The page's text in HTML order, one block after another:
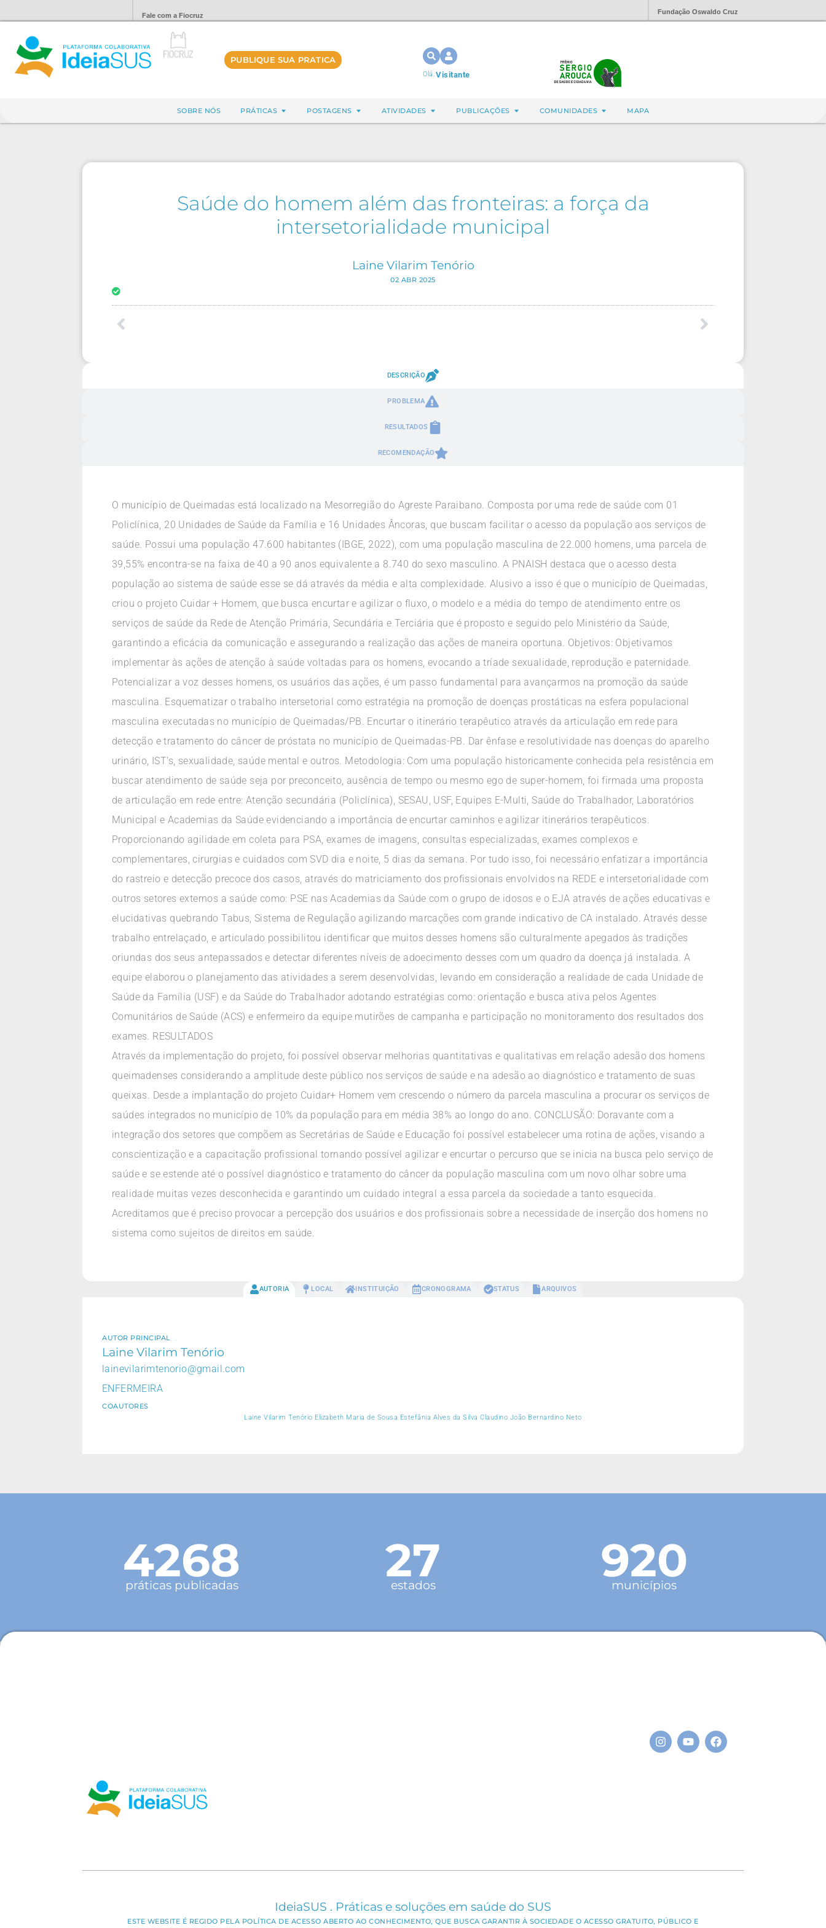
Fale com a Fiocruz Fundação Oswaldo Cruz
PUBLIQUE SUA PRATICA
Olá,Visitante
SOBRE NÓS PRÁTICAS POSTAGENS ATIVIDADES PUBLICAÇÕES COMUNIDADES MAPA
Saúde do homem além das fronteiras: a força da
intersetorialidade municipal
Laine Vilarim Tenório
02 ABR 2025
DESCRIÇÃO
PROBLEMA
RESULTADOS
RECOMENDAÇÃO
O município de Queimadas está localizado na Mesorregião do Agreste Paraibano. Composta por uma rede de saúde com 01
Policlínica, 20 Unidades de Saúde da Família e 16 Unidades Âncoras, que buscam facilitar o acesso da população aos serviços de
saúde. Possui uma população 47.600 habitantes (IBGE, 2022), com uma população masculina de 22.000 homens, uma parcela de
39,55% encontra-se na faixa de 40 a 90 anos equivalente a 8.740 do sexo masculino. A PNAISH destaca que o acesso desta
população ao sistema de saúde esse se dá através da média e alta complexidade. Alusivo a isso é que o município de Queimadas,
criou o projeto Cuidar + Homem, que busca encurtar e agilizar o fluxo, o modelo e a média do tempo de atendimento entre os
serviços de saúde da Rede de Atenção Primária, Secundária e Terciária que é proposto e seguido pelo Ministério da Saúde,
garantindo a eficácia da comunicação e assegurando a realização das ações de maneira oportuna. Objetivos: Objetivamos
implementar às ações de atenção à saúde voltadas para os homens, evocando a tríade sexualidade, reprodução e paternidade.
Potencializar a voz desses homens, os usuários das ações, é um passo fundamental para avançarmos na promoção da saúde
masculina. Esquematizar o trabalho intersetorial como estratégia na promoção de doenças prostáticas na esfera populacional
masculina executadas no município de Queimadas/PB. Encurtar o itinerário terapêutico através da articulação em rede para
detecção e tratamento do câncer de próstata no município de Queimadas-PB. Dar ênfase e resolutividade nas doenças do aparelho
urinário, IST’s, sexualidade, saúde mental e outros. Metodologia: Com uma população historicamente conhecida pela resistência em
buscar atendimento de saúde seja por preconceito, ausência de tempo ou mesmo ego de super-homem, foi firmada uma proposta
de articulação em rede entre: Atenção secundária (Policlínica), SESAU, USF, Equipes E-Multi, Saúde do Trabalhador, Laboratórios
Municipal e Academias da Saúde evidenciando a importância de encurtar caminhos e agilizar itinerários terapêuticos.
Proporcionando agilidade em coleta para PSA, exames de imagens, consultas especializadas, exames complexos e
complementares, cirurgias e cuidados com SVD dia e noite, 5 dias da semana. Por tudo isso, foi necessário enfatizar a importância
do rastreio e detecção precoce dos casos, através do matriciamento dos profissionais envolvidos na REDE e intersetorialidade com
outros setores externos a saúde como: PSE nas Academias da Saúde com o grupo de idosos e o EJA através de ações educativas e
elucidativas quebrando Tabus, Sistema de Regulação agilizando marcações com grande indicativo de CA instalado. Através desse
trabalho entrelaçado, e articulado possibilitou identificar que muitos desses homens são culturalmente apegados às tradições
oriundas dos seus antepassados e detectar diferentes níveis de adoecimento desses com um quadro da doença já instalada. A
equipe elaborou o planejamento das atividades a serem desenvolvidas, levando em consideração a realidade de cada Unidade de
Saúde da Família (USF) e da Saúde do Trabalhador adotando estratégias como: orientação e busca ativa pelos Agentes
Comunitários de Saúde (ACS) e enfermeiro da equipe mutirões de campanha e participação no monitoramento dos resultados dos
exames. RESULTADOS
Através da implementação do projeto, foi possível observar melhorias quantitativas e qualitativas em relação adesão dos homens
queimadenses considerando a amplitude deste público nos serviços de saúde e na adesão ao diagnóstico e tratamento de suas
queixas. Desde a implantação do projeto Cuidar+ Homem vem crescendo o número da parcela masculina a procurar os serviços de
saúdes integrados no município de 10% da população para em média 38% ao longo do ano. CONCLUSÃO: Doravante com a
integração dos setores que compõem as Secretárias de Saúde e Educação foi possível estabelecer uma rotina de ações, visando a
conscientização e a capacitação profissional tornando possível agilizar e encurtar o percurso que se inicia na busca pelo serviço de
saúde e se estende até o possível diagnóstico e tratamento do câncer da população masculina com um novo olhar sobre uma
realidade muitas vezes desconhecida e garantindo um cuidado integral a essa parcela da sociedade a tanto esquecida.
Acreditamos que é preciso provocar a percepção dos usuários e dos profissionais sobre a necessidade de inserção dos homens no
sistema como sujeitos de direitos em saúde.
AUTORIA LOCAL INSTITUIÇÃO CRONOGRAMA STATUS ARQUIVOS
AUTOR PRINCIPAL
Laine Vilarim Tenório
lainevilarimtenorio@gmail.com
ENFERMEIRA
COAUTORES
Laine Vilarim Tenório Elizabeth Maria de Sousa Estefânia Alves da Silva Claudino João Bernardino Neto
4268
práticas publicadas 27
estados 920
municípios
IdeiaSUS . Práticas e soluções em saúde do SUS
ESTE WEBSITE É REGIDO PELA POLÍTICA DE ACESSO ABERTO AO CONHECIMENTO, QUE BUSCA GARANTIR À SOCIEDADE O ACESSO GRATUITO, PÚBLICO E